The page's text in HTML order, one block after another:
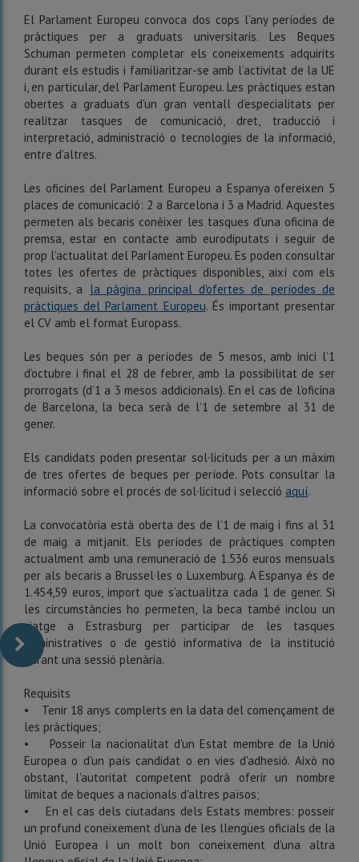
El Parlament Europeu convoca dos cops l’any períodes de
pràctiques per a graduats universitaris. Les Beques
Schuman permeten completar els coneixements adquirits
durant els estudis i familiaritzar-se amb l’activitat de la UE
i, en particular, del Parlament Europeu. Les pràctiques estan
obertes a graduats d’un gran ventall d’especialitats per
realitzar tasques de comunicació, dret, traducció i
interpretació, administració o tecnologies de la informació,
entre d’altres.
Les oficines del Parlament Europeu a Espanya ofereixen 5
places de comunicació: 2 a Barcelona i 3 a Madrid. Aquestes
permeten als becaris conèixer les tasques d'una oficina de
premsa, estar en contacte amb eurodiputats i seguir de
prop l’actualitat del Parlament Europeu. Es poden consultar
totes les ofertes de pràctiques disponibles, així com els
requisits, a la pàgina principal d'ofertes de períodes de
pràctiques del Parlament Europeu. És important presentar
el CV amb el format Europass.
Les beques són per a períodes de 5 mesos, amb inici l’1
d’octubre i final el 28 de febrer, amb la possibilitat de ser
prorrogats (d’1 a 3 mesos addicionals). En el cas de l’oficina
de Barcelona, la beca serà de l’1 de setembre al 31 de
gener.
Els candidats poden presentar sol·licituds per a un màxim
de tres ofertes de beques per període. Pots consultar la
informació sobre el procés de sol·licitud i selecció aquí.
La convocatòria està oberta des de l’1 de maig i fins al 31
de maig a mitjanit. Els períodes de pràctiques compten
actualment amb una remuneració de 1.536 euros mensuals
per als becaris a Brussel·les o Luxemburg. A Espanya és de
1.454,59 euros, import que s’actualitza cada 1 de gener. Si
les circumstàncies ho permeten, la beca també inclou un
viatge a Estrasburg per participar de les tasques
administratives o de gestió informativa de la institució
durant una sessió plenària.
Requisits
• Tenir 18 anys complerts en la data del començament de
les pràctiques;
• Posseir la nacionalitat d'un Estat membre de la Unió
Europea o d'un país candidat o en vies d'adhesió. Això no
obstant, l'autoritat competent podrà oferir un nombre
limitat de beques a nacionals d'altres països;
• En el cas dels ciutadans dels Estats membres: posseir
un profund coneixement d'una de les llengües oficials de la
Unió Europea i un molt bon coneixement d'una altra